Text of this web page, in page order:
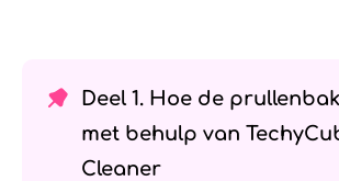
Deel 1. Hoe de
met behulp van
Cleaner